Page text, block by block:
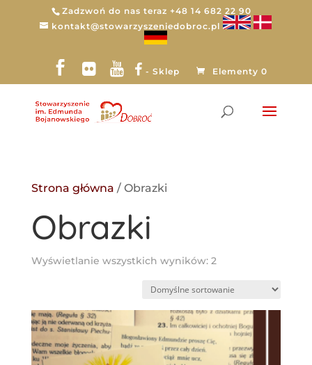
Zadzwoń do nas teraz +48 14 682 22 90
kontakt@stowarzyszeniedobroc.pl
- Sklep Elementy 0
Strona główna / Obrazki
Obrazki
Wyświetlanie wszystkich wyników: 2